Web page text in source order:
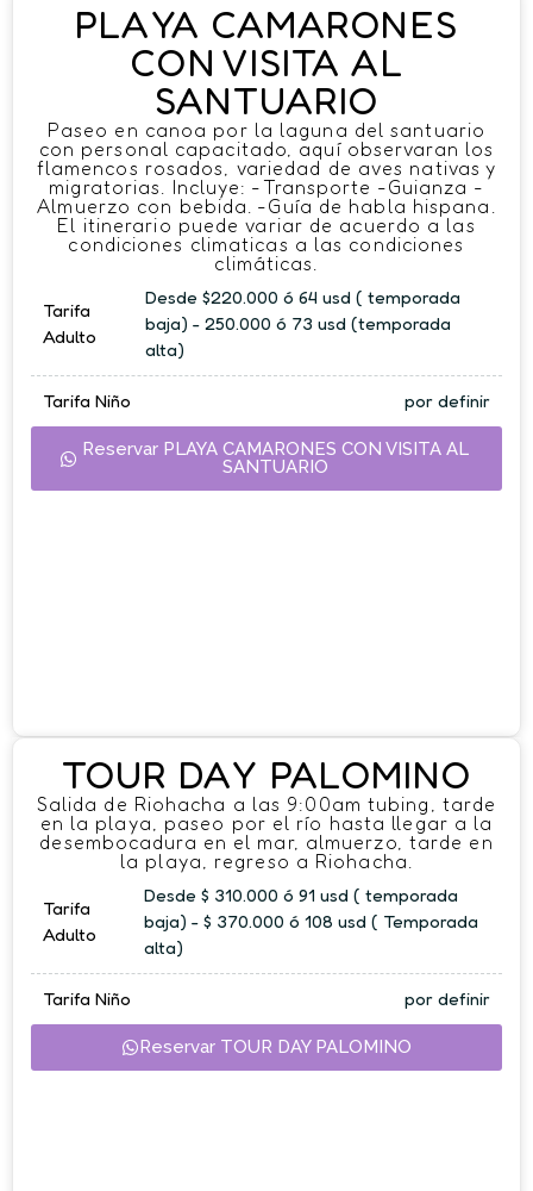
PLAYA CAMARONES
CON VISITA AL
SANTUARIO
Paseo en canoa por la laguna del santuario
con personal capacitado, aquí observaran los
flamencos rosados, variedad de aves nativas y
migratorias. Incluye: -Transporte -Guianza -
Almuerzo con bebida. -Guía de habla hispana.
El itinerario puede variar de acuerdo a las
condiciones climaticas a las condiciones
climáticas.
Tarifa
Adulto
Desde $220.000 ó 64 usd ( temporada
baja) - 250.000 ó 73 usd (temporada
alta)
Tarifa Niño por definir
Reservar PLAYA CAMARONES CON VISITA AL
SANTUARIO
TOUR DAY PALOMINO
Salida de Riohacha a las 9:00am tubing, tarde
en la playa, paseo por el río hasta llegar a la
desembocadura en el mar, almuerzo, tarde en
la playa, regreso a Riohacha.
Tarifa
Adulto
Desde $ 310.000 ó 91 usd ( temporada
baja) - $ 370.000 ó 108 usd ( Temporada
alta)
Tarifa Niño por definir
Reservar TOUR DAY PALOMINO